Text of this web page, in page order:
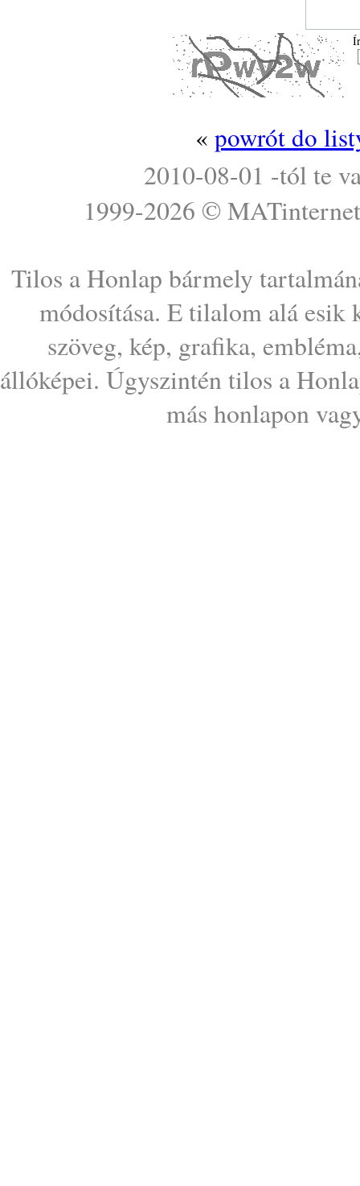
« powrót do
2010-08-01 -tól te
1999-2026 © MATinternet
Tilos a Honlap bármely
módosítása. E tilalom alá esik
szöveg, kép, grafika,
állóképei. Úgyszintén tilos a
más honlapon